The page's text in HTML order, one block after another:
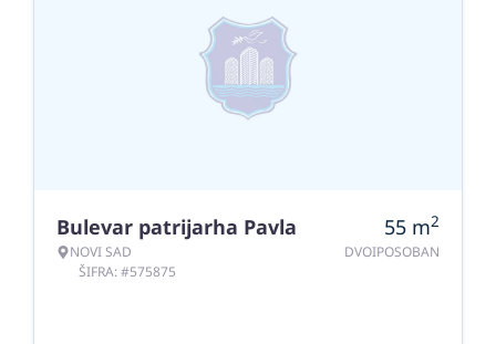
Bulevar patrijarha Pavla
NOVI SAD
ŠIFRA: #575875
55 m2
DVOIPOSOBAN